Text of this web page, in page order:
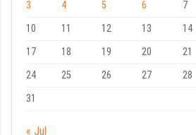
3
4 5 6 7
10
11 12 13 14
17
18 19 20 21
24
25 26 27 28
31
« Jul